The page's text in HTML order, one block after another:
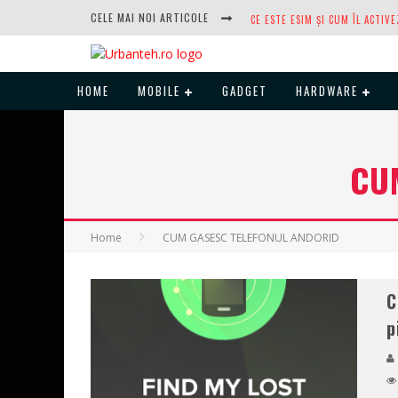
CELE MAI NOI ARTICOLE
HOME MOBILE GADGET HARDWARE
Home CUM GASESC TELEFONUL ANDORID